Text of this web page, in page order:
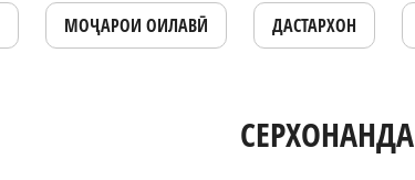
МОҶАРОИ ОИЛАВӢ ДАСТАРХОН
СЕРХОНАНДА